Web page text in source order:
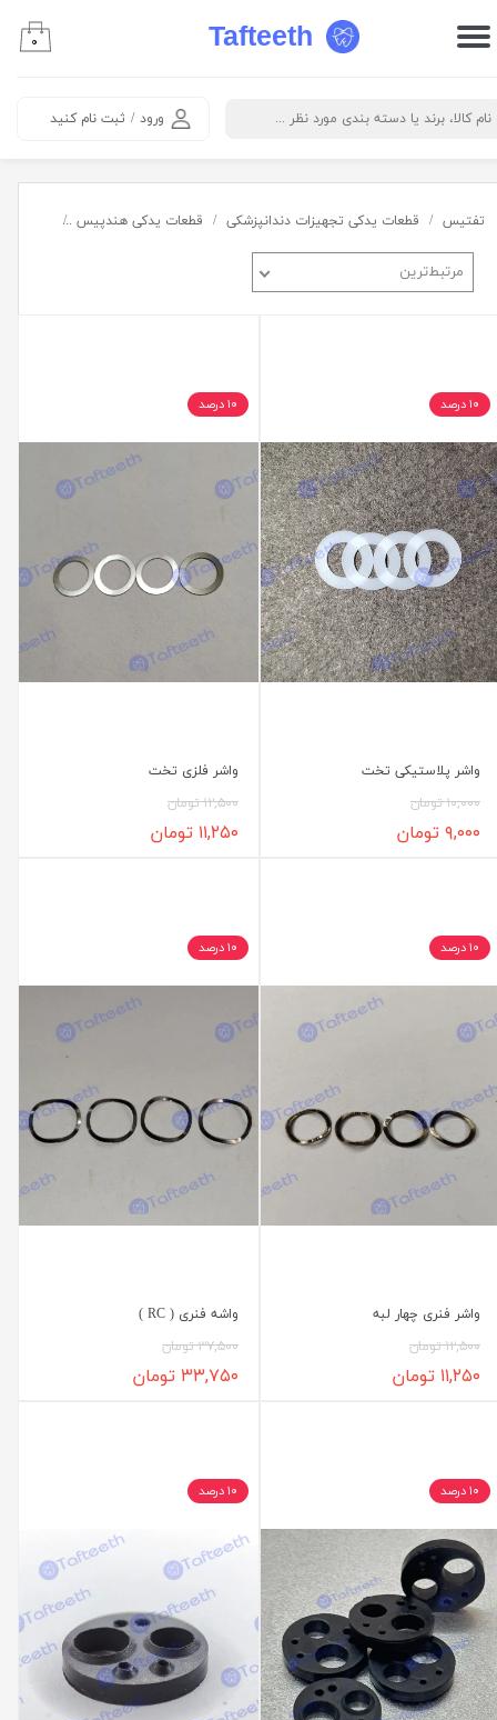
Tafteeth
ورود / ثبت نام کنید
حساب کاربری من
۰
تفتیس قطعات یدکی تجهیزات دندانپزشکی قطعات یدکی هندپیس
مرتبط‌ترین
واشر پلاستیکی تخت
۱۰,۰۰۰ تومان
۹,۰۰۰ تومان
۱۰ درصد
واشر فلزی تخت
۱۲,۵۰۰ تومان
۱۱,۲۵۰ تومان
۱۰ درصد
واشر فنری چهار لبه
۱۲,۵۰۰ تومان
۱۱,۲۵۰ تومان
۱۰ درصد
واشه فنری ( RC )
۳۷,۵۰۰ تومان
۳۳,۷۵۰ تومان
۱۰ درصد
۱۰ درصد ۱۰ درصد